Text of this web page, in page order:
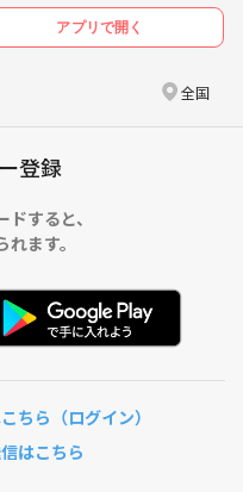
アプリで開く
全国
登録
すると、
ます。
ちら（ログイン）
はこちら